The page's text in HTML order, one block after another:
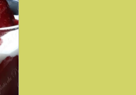
Coquillages et crustacés
pâtisserie